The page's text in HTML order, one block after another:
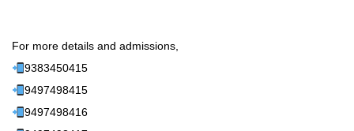
For more details and admissions,
9383450415
9497498415
9497498416